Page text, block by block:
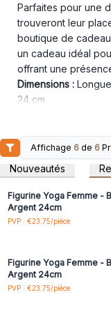
Parfaites pour une
trouveront leur
boutique de
un cadeau idéal
offrant une
Dimensions :
24 cm
Ajoutez une
FABRIQUÉ À LA
ÉQUITABLES -
POUR LA MAISON
Affichage 6 de 6
Nouveautés
Connectez-vous
inscrivez-vous
accéder aux prix de
Figurine Yoga Femme -
Argent 24cm
PVP : €23.75/pièce
Connectez-vous
Figurine Yoga Femme -
Argent 24cm
PVP : €23.75/pièce
Connectez-vous